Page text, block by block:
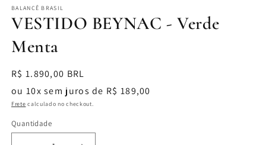
BALANCÊ BRASIL
VESTIDO BEYNAC - Verde
Menta
Preço
normal
R$ 1.890,00 BRL
ou 10x sem juros de R$ 189,00
Frete calculado no checkout.
Quantidade